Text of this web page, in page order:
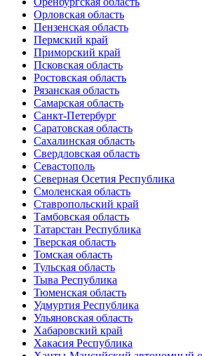
Орловская область
Пензенская область
Пермский край
Приморский край
Псковская область
Ростовская область
Рязанская область
Самарская область
Санкт-Петербург
Саратовская область
Сахалинская область
Свердловская область
Севастополь
Северная Осетия Республика
Смоленская область
Ставропольский край
Тамбовская область
Татарстан Республика
Тверская область
Томская область
Тульская область
Тыва Республика
Тюменская область
Удмуртия Республика
Ульяновская область
Хабаровский край
Хакасия Республика